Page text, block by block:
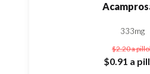
333mg
$2.20a
$0.91 a